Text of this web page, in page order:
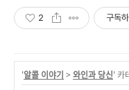
2 구독하
'알콜 이야기 > 와인과 당신' 카